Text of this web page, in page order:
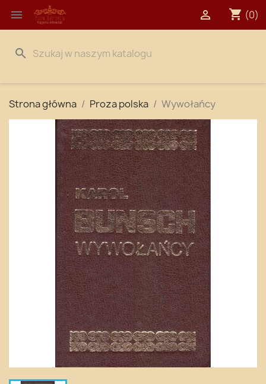
 shopping_cart (0)

search
Strona główna Proza polska Wywołańcy